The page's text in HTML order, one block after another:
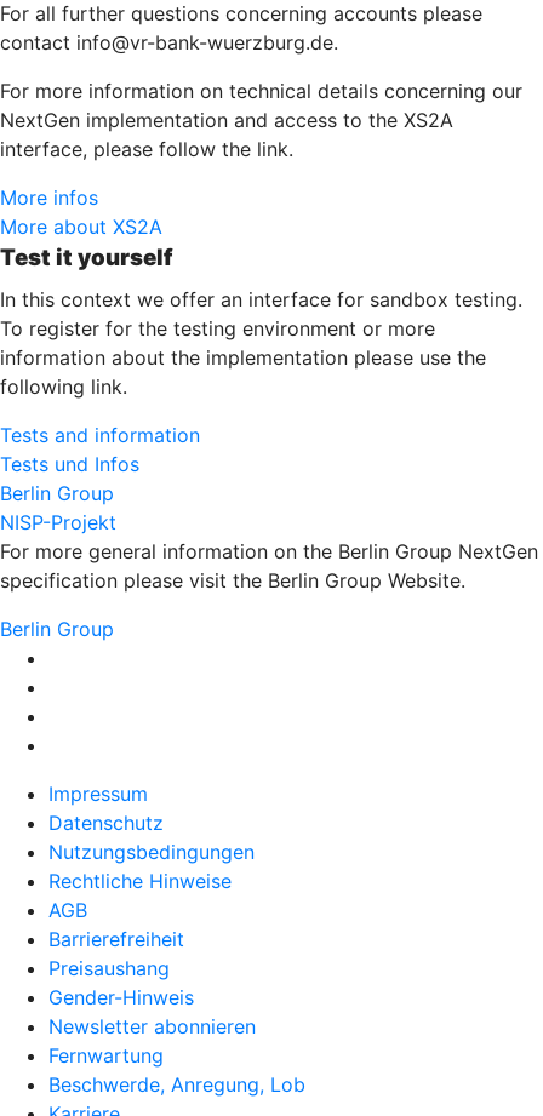
For all further questions concerning accounts please
contact info@vr-bank-wuerzburg.de.
For more information on technical details concerning our
NextGen implementation and access to the XS2A
interface, please follow the link.
More infos
More about XS2A
Test it yourself
In this context we offer an interface for sandbox testing.
To register for the testing environment or more
information about the implementation please use the
following link.
Tests and information
Tests und Infos
Berlin Group
NISP-Projekt
For more general information on the Berlin Group NextGen
specification please visit the Berlin Group Website.
Berlin Group
Impressum
Datenschutz
Nutzungsbedingungen
Rechtliche Hinweise
AGB
Barrierefreiheit
Preisaushang
Gender-Hinweis
Newsletter abonnieren
Fernwartung
Beschwerde, Anregung, Lob